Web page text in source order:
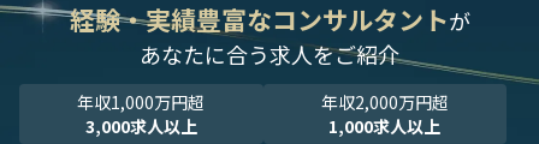
経験・実績豊富なコンサルタントが
あなたに合う求人をご紹介
年収1,000万円超
3,000求人以上
年収2,000万円超
1,000求人以上